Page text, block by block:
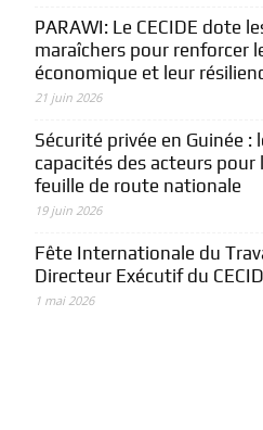
PARAWI: Le CECIDE dote
maraîchers pour renforcer
économique et leur
21 juin 2026
Sécurité privée en Guinée :
capacités des acteurs pour
feuille de route nationale
19 juin 2026
Fête Internationale du
Directeur Exécutif du
1 mai 2026